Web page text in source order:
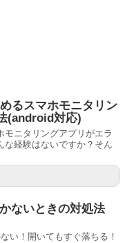
るスマホモニタリン
(android対応)
モニタリングアプリがエラ
な経験はないですか？そん
ないときの対処法
い！開いてもすぐ落ちる！